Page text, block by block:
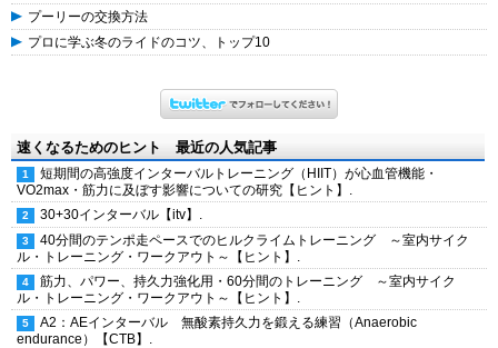
プーリーの交換方法
プロに学ぶ冬のライドのコツ、トップ10
速くなるためのヒント 最近の人気記事
短期間の高強度インターバルトレーニング（HIIT）が心血管機能・
VO2max・筋力に及ぼす影響についての研究【ヒント】.
30+30インターバル【itv】.
40分間のテンポ走ペースでのヒルクライムトレーニング ～室内サイク
ル・トレーニング・ワークアウト～【ヒント】.
筋力、パワー、持久力強化用・60分間のトレーニング ～室内サイク
ル・トレーニング・ワークアウト～【ヒント】.
A2：AEインターバル 無酸素持久力を鍛える練習（Anaerobic
endurance）【CTB】.